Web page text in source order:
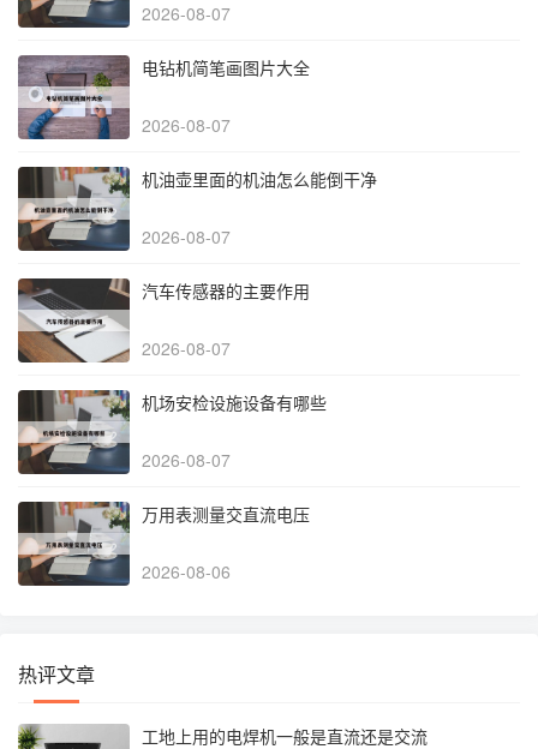
2026-08-07
电钻机简笔画图片大全
2026-08-07
机油壶里面的机油怎么能倒干净
2026-08-07
汽车传感器的主要作用
2026-08-07
机场安检设施设备有哪些
2026-08-07
万用表测量交直流电压
2026-08-06
热评文章
工地上用的电焊机一般是直流还是交流